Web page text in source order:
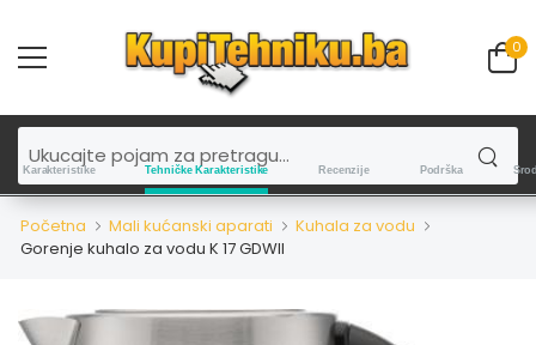
0
Početna Mali kućanski aparati
Kuhala za vodu
Gorenje kuhalo za vodu K 17 GDWII
Karakteristike Tehničke Karakteristike Recenzije Podrška